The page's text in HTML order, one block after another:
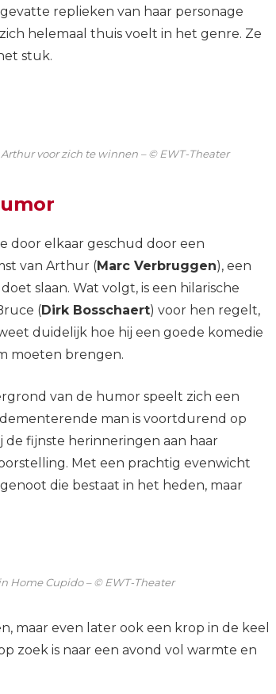
replieken van haar personage
helemaal thuis voelt in het genre. Ze
stuk.
voor zich te winnen – © EWT-Theater
door elkaar geschud door een
van Arthur (Marc Verbruggen), een
slaan. Wat volgt, is een hilarische
(Dirk Bosschaert) voor hen regelt,
duidelijk hoe hij een goede komedie
moeten brengen.
van de humor speelt zich een
dementerende man is voortdurend op
fijnste herinneringen aan haar
Met een prachtig evenwicht
die bestaat in het heden, maar
Home Cupido – © EWT-Theater
maar even later ook een krop in de keel
zoek is naar een avond vol warmte en